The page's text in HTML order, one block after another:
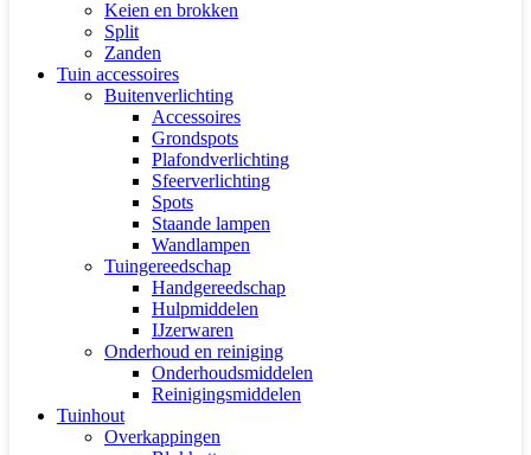
Keien en brokken
Split
Zanden
Tuin accessoires
Buitenverlichting
Accessoires
Grondspots
Plafondverlichting
Sfeerverlichting
Spots
Staande lampen
Wandlampen
Tuingereedschap
Handgereedschap
Hulpmiddelen
IJzerwaren
Onderhoud en reiniging
Onderhoudsmiddelen
Reinigingsmiddelen
Tuinhout
Overkappingen